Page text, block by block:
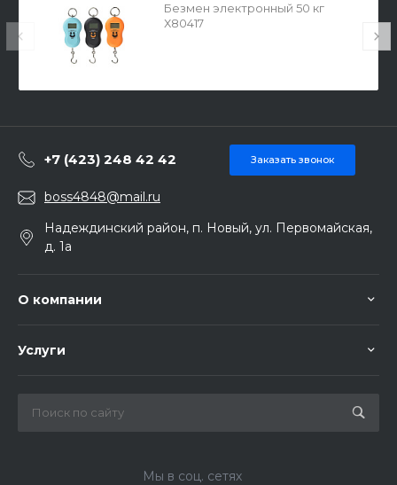
Безмен электронный 50 кг
Х80417
+7 (423) 248 42 42 Заказать звонок
boss4848@mail.ru
Надеждинский район, п. Новый, ул. Первомайская,
д. 1а
О компании
Услуги
Мы в соц. сетях